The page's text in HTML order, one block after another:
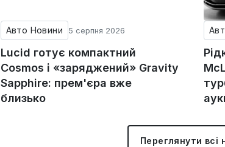
Авто Новини 5 серпня 2026
Lucid готує компактний
Cosmos і «заряджений» Gravity
Sapphire: прем'єра вже
близько
Переглянути всі